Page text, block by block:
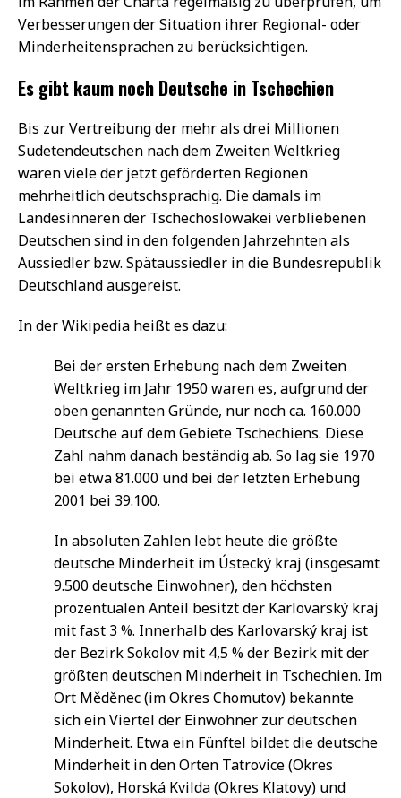
Verbesserungen der Situation ihrer Regional- oder
Minderheitensprachen zu berücksichtigen.
Es gibt kaum noch Deutsche in Tschechien
Bis zur Vertreibung der mehr als drei Millionen
Sudetendeutschen nach dem Zweiten Weltkrieg
waren viele der jetzt geförderten Regionen
mehrheitlich deutschsprachig. Die damals im
Landesinneren der Tschechoslowakei verbliebenen
Deutschen sind in den folgenden Jahrzehnten als
Aussiedler bzw. Spätaussiedler in die Bundesrepublik
Deutschland ausgereist.
In der Wikipedia heißt es dazu:
Bei der ersten Erhebung nach dem Zweiten
Weltkrieg im Jahr 1950 waren es, aufgrund der
oben genannten Gründe, nur noch ca. 160.000
Deutsche auf dem Gebiete Tschechiens. Diese
Zahl nahm danach beständig ab. So lag sie 1970
bei etwa 81.000 und bei der letzten Erhebung
2001 bei 39.100.
In absoluten Zahlen lebt heute die größte
deutsche Minderheit im Ústecký kraj (insgesamt
9.500 deutsche Einwohner), den höchsten
prozentualen Anteil besitzt der Karlovarský kraj
mit fast 3 %. Innerhalb des Karlovarský kraj ist
der Bezirk Sokolov mit 4,5 % der Bezirk mit der
größten deutschen Minderheit in Tschechien. Im
Ort Měděnec (im Okres Chomutov) bekannte
sich ein Viertel der Einwohner zur deutschen
Minderheit. Etwa ein Fünftel bildet die deutsche
Minderheit in den Orten Tatrovice (Okres
Sokolov), Horská Kvilda (Okres Klatovy) und